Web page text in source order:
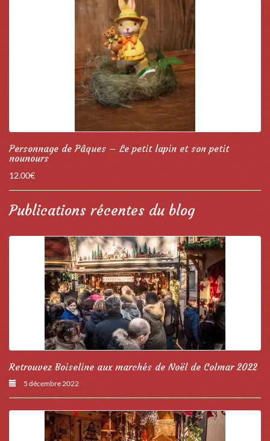
Personnage de Pâques – Le petit lapin et son petit
nounours
12.00€
Publications récentes du blog
Retrouvez Boiseline aux marchés de Noël de Colmar 2022
5 décembre 2022